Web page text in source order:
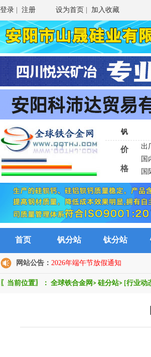
登录 注册 设为首页 加入收藏
钒
价
格
出
国
国
首页 钒分站 钛分站
网站公告： 2026年端午节放假通知
〖当前位置〗： 全球铁合金网 > 硅分站> [行业动